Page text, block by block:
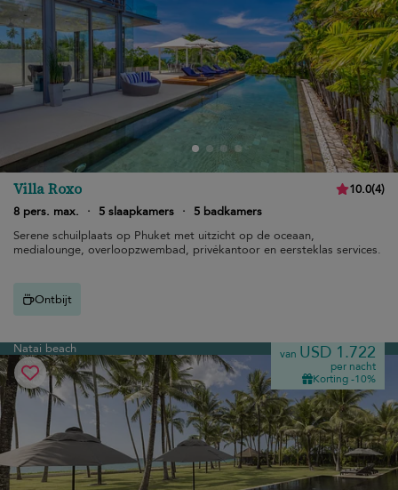
Villa Roxo 10.0(4)
8 pers. max.
· 5 slaapkamers ·
5 badkamers
Serene schuilplaats op Phuket met uitzicht op de oceaan,
medialounge, overloopzwembad, privékantoor en eersteklas services.
Ontbijt
Natai beach van USD 1.722
per nacht
Korting -10%